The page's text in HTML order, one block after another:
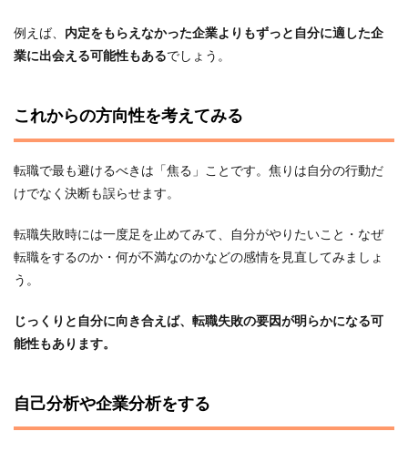
例えば、
内定をもらえなかった企業よりもずっと自分に適した企
業に出会える可能性もあるでしょう。
これからの方向性を考えてみる
転職で最も避けるべきは「焦る」ことです。焦りは自分の行動だ
けでなく決断も誤らせます。
転職失敗時には一度足を止めてみて、自分がやりたいこと・なぜ
転職をするのか・何が不満なのかなどの感情を見直してみましょ
う。
じっくりと自分に向き合えば、転職失敗の要因が明らかになる可
能性もあります。
自己分析や企業分析をする